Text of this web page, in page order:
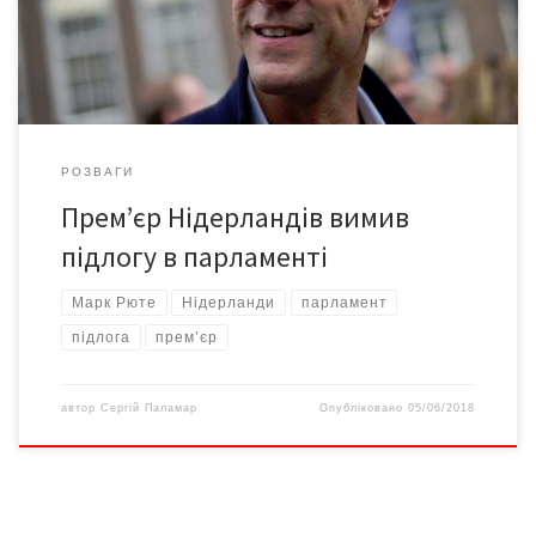
глава нідерландського уряду не розгубився і попросив, аби
йому дали […]
РОЗВАГИ
Прем’єр Нідерландів вимив
підлогу в парламенті
Марк Рюте Нідерланди парламент
підлога прем’єр
автор Сергій Паламар Опубліковано05/06/2018